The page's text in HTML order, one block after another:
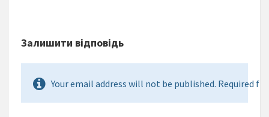
Залишити відповідь
Your email address will not be published. Required